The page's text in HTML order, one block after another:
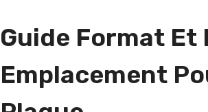
Guide Format Et
Emplacement